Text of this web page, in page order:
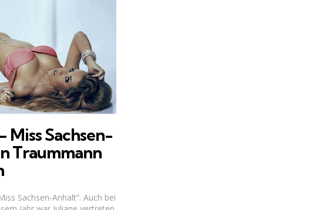
Miss Sachsen-
Traummann
Sachsen-Anhalt“. Auch bei